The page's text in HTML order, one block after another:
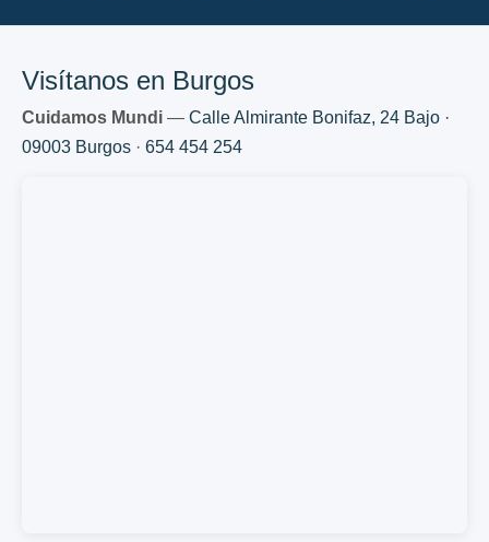
Visítanos en Burgos
Cuidamos Mundi — Calle Almirante Bonifaz, 24 Bajo ·
09003 Burgos · 654 454 254